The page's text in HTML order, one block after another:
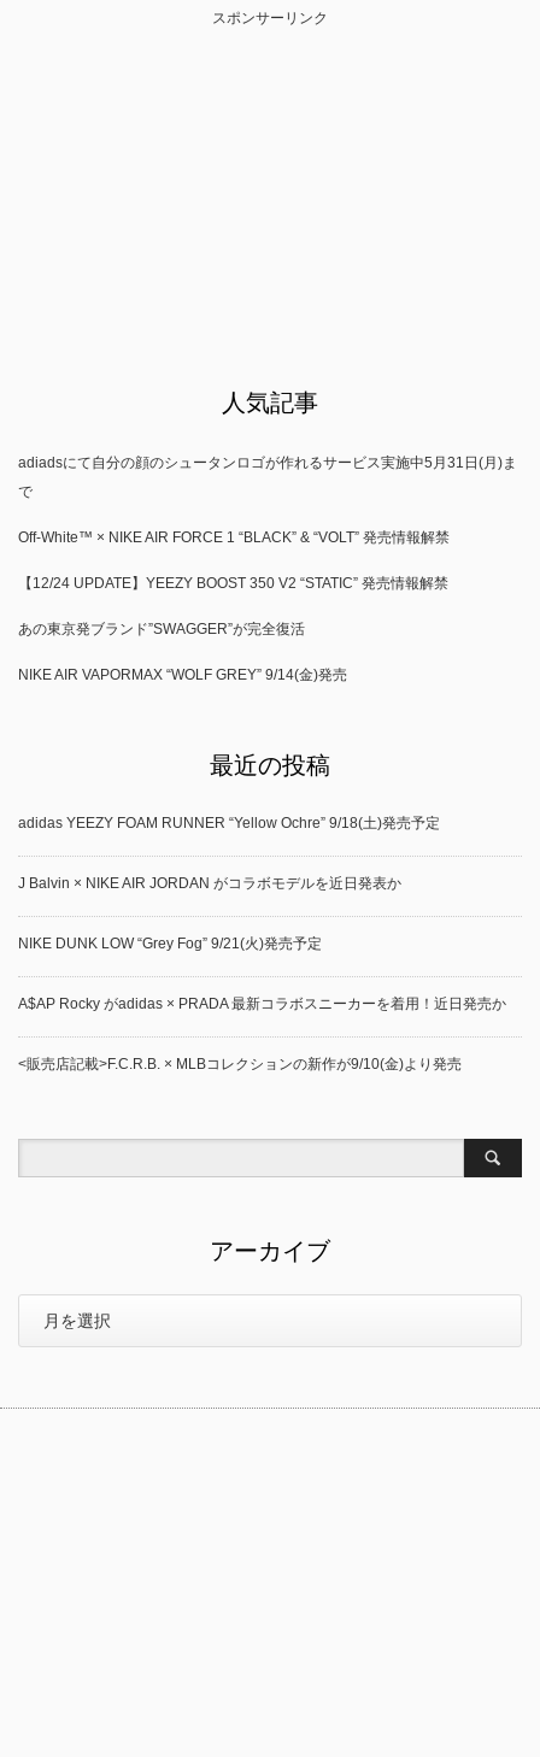
スポンサーリンク
人気記事
adiadsにて自分の顔のシュータンロゴが作れるサービス実施中5月31日(月)ま
で
Off-White™ × NIKE AIR FORCE 1 “BLACK” & “VOLT” 発売情報解禁
【12/24 UPDATE】YEEZY BOOST 350 V2 “STATIC” 発売情報解禁
あの東京発ブランド”SWAGGER”が完全復活
NIKE AIR VAPORMAX “WOLF GREY” 9/14(金)発売
最近の投稿
adidas YEEZY FOAM RUNNER “Yellow Ochre” 9/18(土)発売予定
J Balvin × NIKE AIR JORDAN がコラボモデルを近日発表か
NIKE DUNK LOW “Grey Fog” 9/21(火)発売予定
A$AP Rocky がadidas × PRADA 最新コラボスニーカーを着用！近日発売か
<販売店記載>F.C.R.B. × MLBコレクションの新作が9/10(金)より発売
アーカイブ